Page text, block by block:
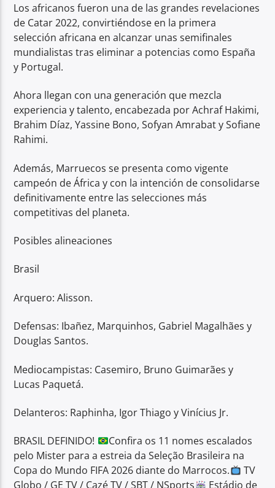
Los africanos fueron una de las grandes revelaciones
de Catar 2022, convirtiéndose en la primera
selección africana en alcanzar unas semifinales
mundialistas tras eliminar a potencias como España
y Portugal.
Ahora llegan con una generación que mezcla
experiencia y talento, encabezada por Achraf Hakimi,
Brahim Díaz, Yassine Bono, Sofyan Amrabat y Sofiane
Rahimi.
Además, Marruecos se presenta como vigente
campeón de África y con la intención de consolidarse
definitivamente entre las selecciones más
competitivas del planeta.
Posibles alineaciones
Brasil
Arquero: Alisson.
Defensas: Ibañez, Marquinhos, Gabriel Magalhães y
Douglas Santos.
Mediocampistas: Casemiro, Bruno Guimarães y
Lucas Paquetá.
Delanteros: Raphinha, Igor Thiago y Vinícius Jr.
BRASIL DEFINIDO!
Confira os 11 nomes escalados
pelo Mister para a estreia da Seleção Brasileira na
Copa do Mundo FIFA 2026 diante do Marrocos.
TV
Globo / GE TV / Cazé TV / SBT / NSports
Estádio de